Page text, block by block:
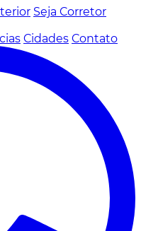
Seja Corretor
Cidades Contato